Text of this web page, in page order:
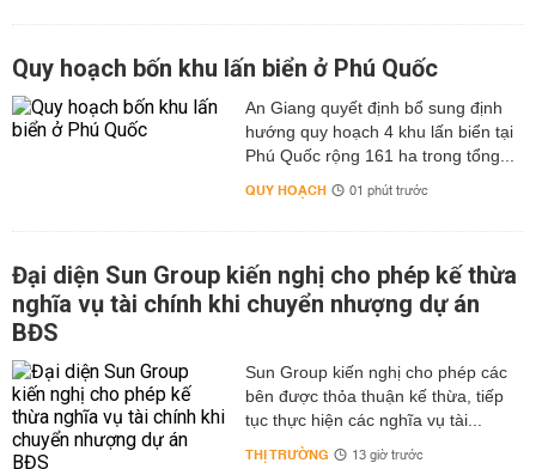
Quy hoạch bốn khu lấn biển ở Phú Quốc
An Giang quyết định bổ sung định
hướng quy hoạch 4 khu lấn biển tại
Phú Quốc rộng 161 ha trong tổng...
QUY HOẠCH 01 phút trước
Đại diện Sun Group kiến nghị cho phép kế thừa
nghĩa vụ tài chính khi chuyển nhượng dự án
BĐS
Sun Group kiến nghị cho phép các
bên được thỏa thuận kế thừa, tiếp
tục thực hiện các nghĩa vụ tài...
THỊ TRƯỜNG 13 giờ trước